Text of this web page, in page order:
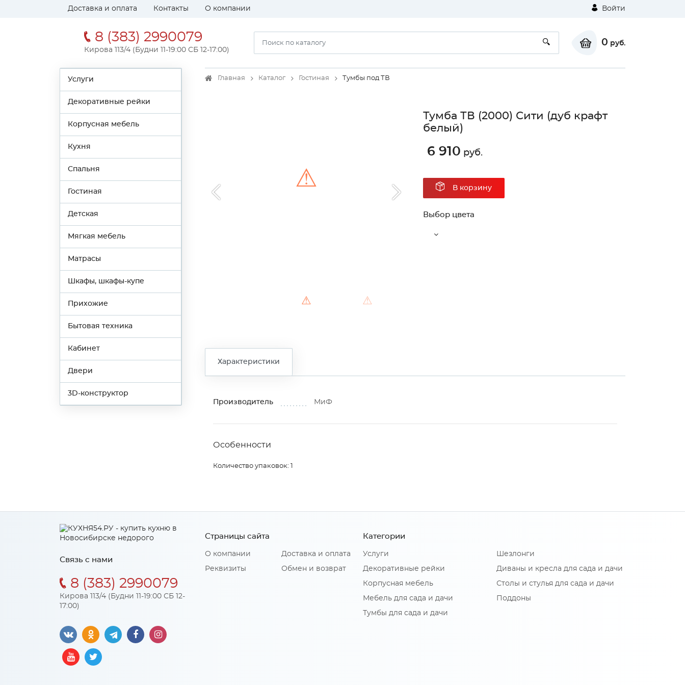
Доставка и оплата Контакты О компании Войти
8 (383) 2990079
Кирова 113/4 (Будни 11-19:00 СБ 12-17:00)
0 руб.
Услуги
Декоративные рейки
Корпусная мебель
Кухня
Спальня
Гостиная
Детская
Мягкая мебель
Матрасы
Шкафы, шкафы-купе
Прихожие
Бытовая техника
Кабинет
Двери
3D-конструктор
Главная Каталог Гостиная Тумбы под ТВ
⚠ ⚠
⚠ ⚠
Тумба ТВ (2000) Сити (дуб крафт
белый)
6 910 руб.
В корзину
Выбор цвета
Характеристики
Производитель МиФ
Особенности
Количество упаковок: 1
Связь с нами
8 (383) 2990079
Кирова 113/4 (Будни 11-19:00 СБ 12-
17:00)
Страницы сайта
О компании
Реквизиты
Доставка и оплата
Обмен и возврат
Категории
Услуги
Декоративные рейки
Корпусная мебель
Мебель для сада и дачи
Тумбы для сада и дачи
Шезлонги
Диваны и кресла для сада и дачи
Столы и стулья для сада и дачи
Поддоны